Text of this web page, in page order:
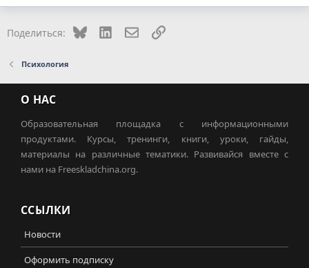
Поделиться: Bluesky LinkedInЭлектронная почта
Ссылка
Психология
О НАС
Образовательная площадка с информационными
продуктами. Курсы, тренинги, книги, уроки, гайды,
материалы на различные тематики. Развивайся вместе с
нами на Freeskladchina.org.
ССЫЛКИ
Новости
Оформить подписку